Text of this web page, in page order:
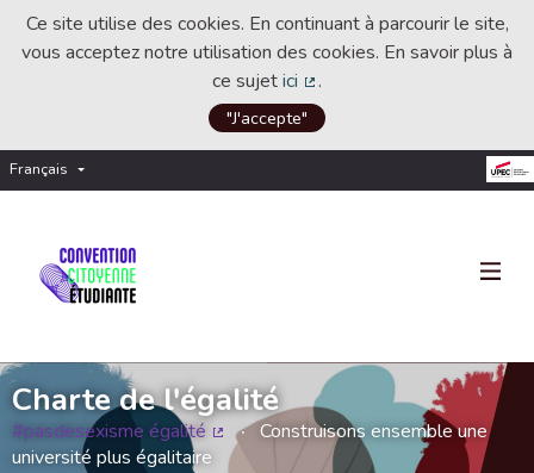
Ce site utilise des cookies. En continuant à parcourir le site,
vous acceptez notre utilisation des cookies. En savoir plus à
ce sujetici
(Lien externe)
.
"J'accepte"
Français Choisir la langue
Charte de l'égalité
#pasdesexisme égalité
(Lien externe)
Construisons ensemble une
université plus égalitaire